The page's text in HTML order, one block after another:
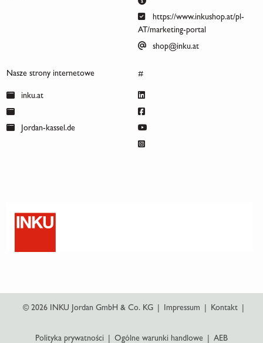
https://www.inkushop.at/pl-
AT/marketing-portal
shop@inku.at
Nasze strony internetowe
inku.at
Jordan-kassel.de
#
© 2026 INKU Jordan GmbH & Co. KG Impressum Kontakt
Polityka prywatności Ogólne warunki handlowe AEB